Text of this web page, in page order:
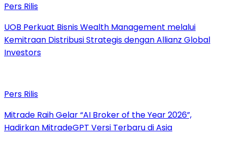
Pers Rilis
UOB Perkuat Bisnis Wealth Management melalui
Kemitraan Distribusi Strategis dengan Allianz Global
Investors
Pers Rilis
Mitrade Raih Gelar “AI Broker of the Year 2026”,
Hadirkan MitradeGPT Versi Terbaru di Asia